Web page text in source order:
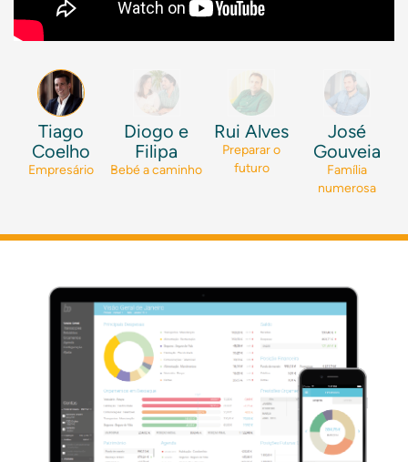
Tiago
Coelho
Empresário
Diogo e
Filipa
Bebé a caminho
Rui Alves
Preparar o
futuro
José
Gouveia
Família
numerosa